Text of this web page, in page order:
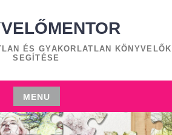
ÉS GYAKORLATLAN KÖNYVELŐK
SEGÍTÉSE
MENU